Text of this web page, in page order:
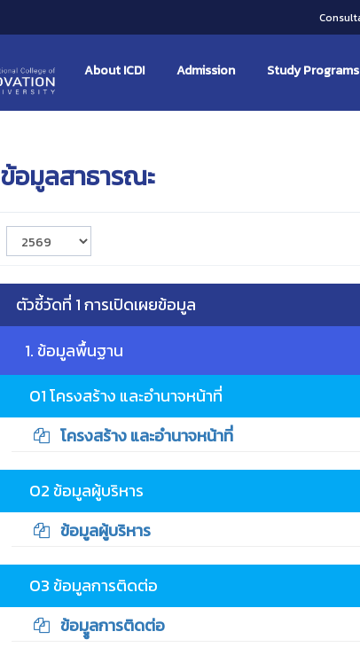
About ICDI Admission Study Programs
ข้อมูลสาธารณะ
ตัวชี้วัดที่ 1 การเปิดเผยข้อมูล
1. ข้อมูลพื้นฐาน
O1 โครงสร้าง และอำนาจหน้าที่
โครงสร้าง และอำนาจหน้าที่
O2 ข้อมูลผู้บริหาร
ข้อมูลผู้บริหาร
O3 ข้อมูลการติดต่อ
ข้อมููลการติดต่อ